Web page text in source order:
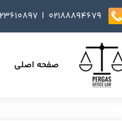
صفحه اصلی
| 02188894679